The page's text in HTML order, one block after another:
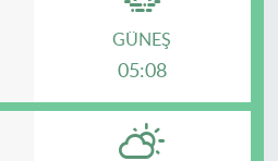
GÜNEŞ
05:08